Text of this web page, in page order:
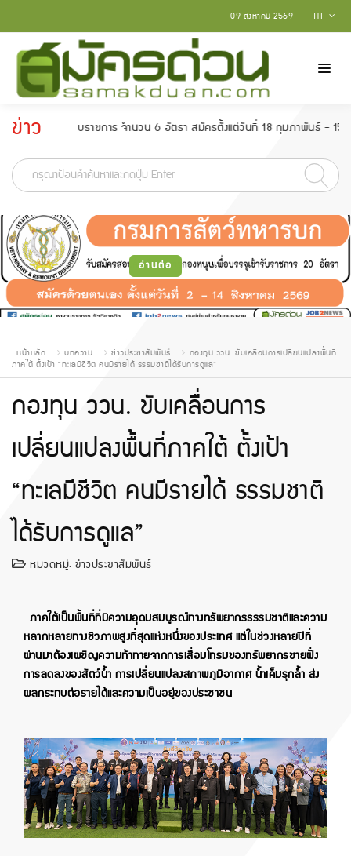
TH
09 สิงหาคม 2569
ข่าว
ประกาศ
ารับราชการ จำนวน 6 อัตรา สมัครตั้งแต่วันที่ 18 กุมภาพันธ์ - 15 มีนาคม
-
อ่านต่อ
หน้าหลัก บทความ ข่าวประชาสัมพันธ์
กองทุน ววน. ขับเคลื่อนการเปลี่ยนแปลงพื้นที่
ภาคใต้ ตั้งเป้า “ทะเลมีชีวิต คนมีรายได้ ธรรมชาติได้รับการดูแล”
กองทุน ววน. ขับเคลื่อนการ
เปลี่ยนแปลงพื้นที่ภาคใต้ ตั้งเป้า
“ทะเลมีชีวิต คนมีรายได้ ธรรมชาติ
ได้รับการดูแล”
หมวดหมู่: ข่าวประชาสัมพันธ์
ภาคใต้เป็นพื้นที่ที่มีความอุดมสมบูรณ์ทางทรัพยากรธรรมชาติและความ
หลากหลายทางชีวภาพสูงที่สุดแห่งหนึ่งของประเทศ แต่ในช่วงหลายปีที่
ผ่านมาต้องเผชิญความท้าทายจากการเสื่อมโทรมของทรัพยากรชายฝั่ง
การลดลงของสัตว์น้ำ การเปลี่ยนแปลงสภาพภูมิอากาศ น้ำเค็มรุกล้ำ ส่ง
ผลกระทบต่อรายได้และความเป็นอยู่ของประชาชน